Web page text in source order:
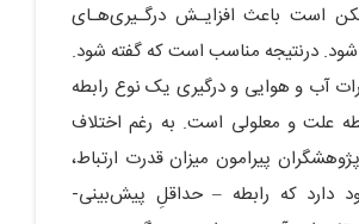
است باعث افزایـش درگـیری‌هـای
درنتیجه مناسب است که گفته شود.
آب و هوایی و درگیری یک نوع رابطه
علت و معلولی است. به‏ رغم اختلاف
پیرامون میزان قدرت ارتباط،
دارد که رابطه – حداقلِ پیش‌بینی-